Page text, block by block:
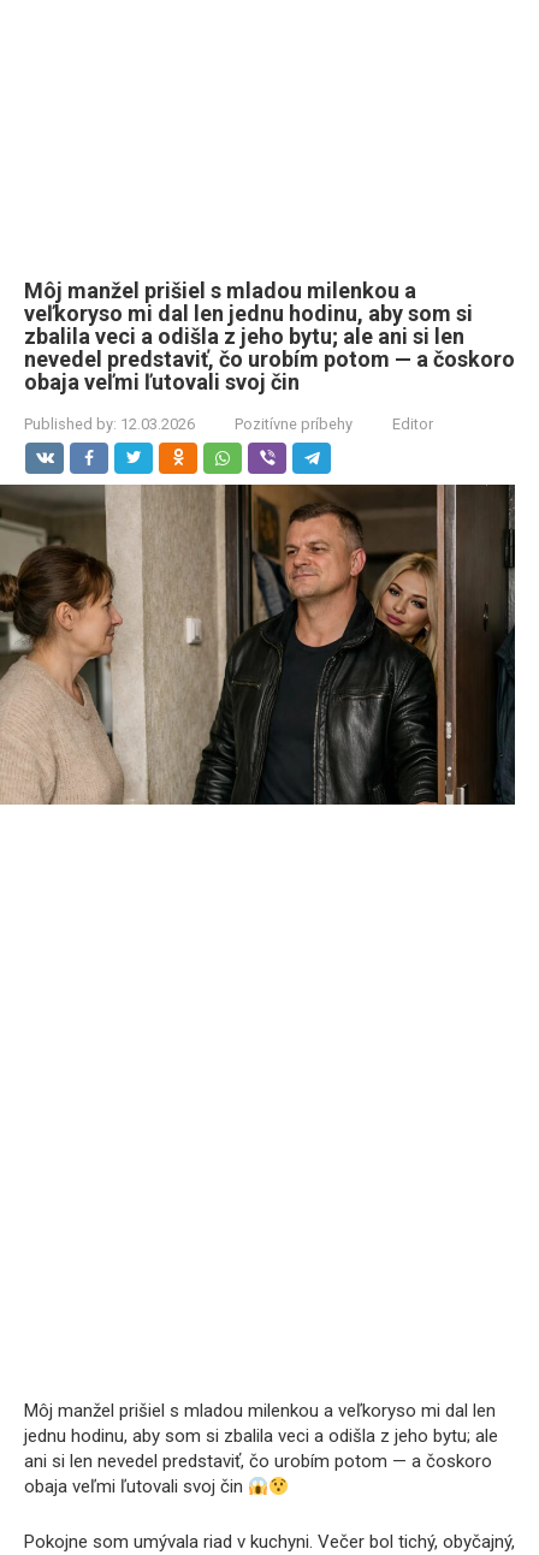
Môj manžel prišiel s mladou milenkou a
veľkoryso mi dal len jednu hodinu, aby som si
zbalila veci a odišla z jeho bytu; ale ani si len
nevedel predstaviť, čo urobím potom — a čoskoro
obaja veľmi ľutovali svoj čin
Published by: 12.03.2026 Pozitívne príbehy Editor
Môj manžel prišiel s mladou milenkou a veľkoryso mi dal len
jednu hodinu, aby som si zbalila veci a odišla z jeho bytu; ale
ani si len nevedel predstaviť, čo urobím potom — a čoskoro
obaja veľmi ľutovali svoj čin
Pokojne som umývala riad v kuchyni. Večer bol tichý, obyčajný,